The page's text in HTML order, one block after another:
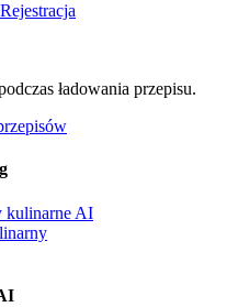
Rejestracja
ładowania przepisu.
kulinarne AI